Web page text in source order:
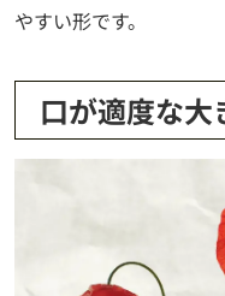
やすい形です。
口が適度な大